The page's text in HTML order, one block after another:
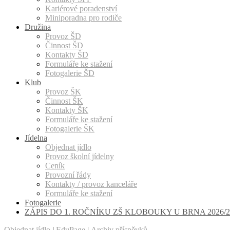
Kariérové poradenství
Miniporadna pro rodiče
Družina
Provoz ŠD
Činnost ŠD
Kontakty ŠD
Formuláře ke stažení
Fotogalerie ŠD
Klub
Provoz ŠK
Činnost ŠK
Kontakty ŠK
Formuláře ke stažení
Fotogalerie ŠK
Jídelna
Objednat jídlo
Provoz školní jídelny
Ceník
Provozní řády
Kontakty / provoz kanceláře
Formuláře ke stažení
Fotogalerie
ZÁPIS DO 1. ROČNÍKU ZŠ KLOBOUKY U BRNA 2026/